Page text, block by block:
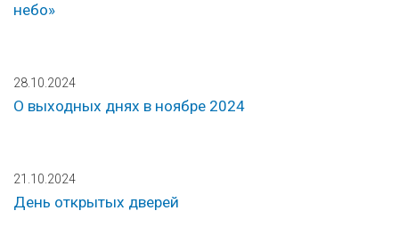
небо»
28.10.2024
О выходных днях в ноябре 2024
21.10.2024
День открытых дверей